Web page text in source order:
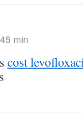
min
cost